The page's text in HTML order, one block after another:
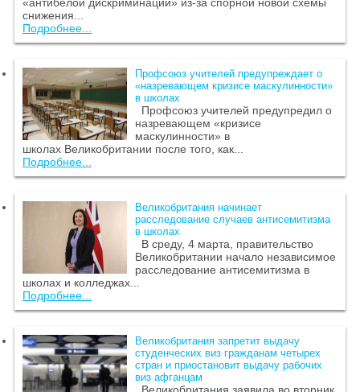
снижения...
Подробнее...
Профсоюз учителей предупреждает о
«назревающем кризисе маскулинности»
в школах
Профсоюз учителей предупредил о
назревающем «кризисе
маскулинности» в
школах Великобритании после того, как...
Подробнее...
Великобритания начинает
расследование случаев антисемитизма
в школах
В среду, 4 марта, правительство
Великобритании начало независимое
расследование антисемитизма в
школах и колледжах...
Подробнее...
Великобритания запретит выдачу
студенческих виз гражданам четырех
стран и приостановит выдачу рабочих
виз афганцам
Великобритания заявила во вторник,